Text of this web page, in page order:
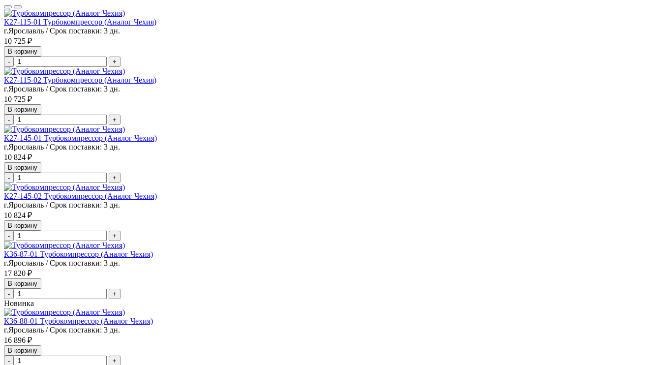
К27-115-01 Турбокомпрессор (Аналог Чехия)
г.Ярославль / Срок поставки: 3 дн.
10 725 ₽
В корзину
-
+
К27-115-02 Турбокомпрессор (Аналог Чехия)
г.Ярославль / Срок поставки: 3 дн.
10 725 ₽
В корзину
-
+
К27-145-01 Турбокомпрессор (Аналог Чехия)
г.Ярославль / Срок поставки: 3 дн.
10 824 ₽
В корзину
-
+
К27-145-02 Турбокомпрессор (Аналог Чехия)
г.Ярославль / Срок поставки: 3 дн.
10 824 ₽
В корзину
-
+
К36-87-01 Турбокомпрессор (Аналог Чехия)
г.Ярославль / Срок поставки: 3 дн.
17 820 ₽
В корзину
-
+
Новинка
К36-88-01 Турбокомпрессор (Аналог Чехия)
г.Ярославль / Срок поставки: 3 дн.
16 896 ₽
В корзину
-
+